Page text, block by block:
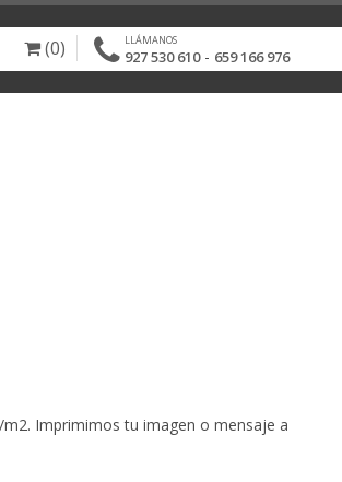
LLÁMANOS
927 530 610- 659 166 976
(0)
Imprimimos tu imagen o mensaje a